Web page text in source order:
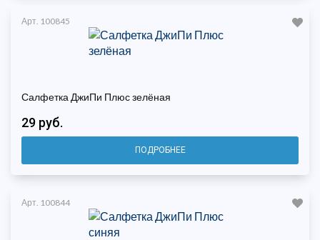
Арт. 100845
Салфетка ДжиПи Плюс зелёная
29 руб.
ПОДРОБНЕЕ
Арт. 100844